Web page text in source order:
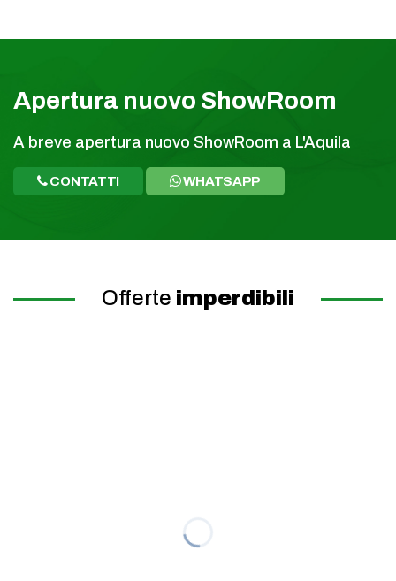
Apertura nuovo ShowRoom
A breve apertura nuovo ShowRoom a L'Aquila
CONTATTI WHATSAPP
Offerte imperdibili